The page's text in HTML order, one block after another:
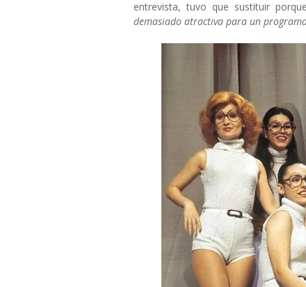
entrevista, tuvo que sustituir porque
demasiado atractiva para un